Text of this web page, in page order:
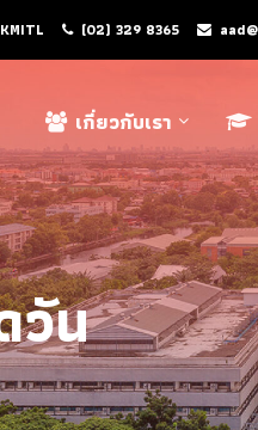
(02) 329 8365
เกี่ยวกับเรา
วัน